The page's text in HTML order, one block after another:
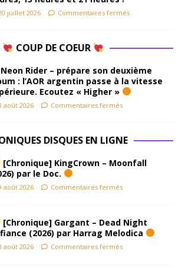
juillet 2026 Commentaires fermés
COUP DE COEUR
Neon Rider – prépare son deuxième
: l’AOR argentin passe à la vitesse
Ecoutez « Higher »
août 2026 Commentaires fermés
DISQUES EN LIGNE
[Chronique] KingCrown – Moonfall
par le Doc.
août 2026 Commentaires fermés
[Chronique] Gargant – Dead Night
(2026) par Harrag Melodica
août 2026 Commentaires fermés